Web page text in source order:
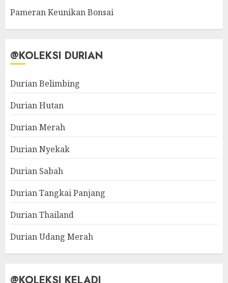
Pameran Keunikan Bonsai
@KOLEKSI DURIAN
Durian Belimbing
Durian Hutan
Durian Merah
Durian Nyekak
Durian Sabah
Durian Tangkai Panjang
Durian Thailand
Durian Udang Merah